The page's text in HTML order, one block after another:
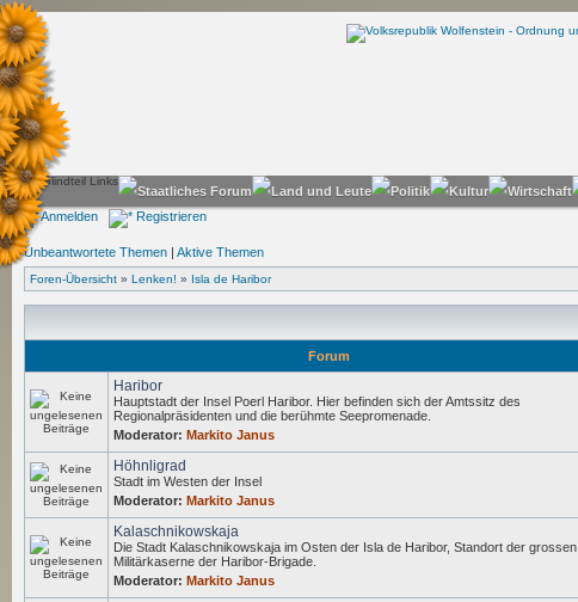
Anmelden Registrieren
Unbeantwortete Themen | Aktive Themen
Foren-Übersicht » Lenken! » Isla de Haribor
Forum
Haribor
Hauptstadt der Insel Poerl Haribor. Hier befinden sich der Amtssitz des
Regionalpräsidenten und die berühmte Seepromenade.
Moderator: Markito Janus
Höhnligrad
Stadt im Westen der Insel
Moderator: Markito Janus
Kalaschnikowskaja
Die Stadt Kalaschnikowskaja im Osten der Isla de Haribor, Standort der grossen
Militärkaserne der Haribor-Brigade.
Moderator: Markito Janus